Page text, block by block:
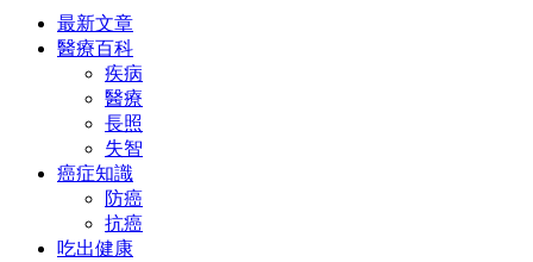
最新文章
醫療百科
疾病
醫療
長照
失智
癌症知識
防癌
抗癌
吃出健康